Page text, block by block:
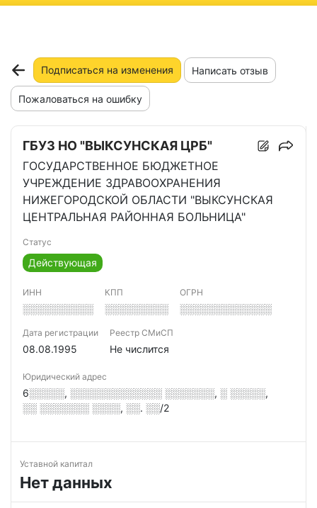
Подписаться на изменения Написать отзыв
Пожаловаться на ошибку
ГБУЗ НО "ВЫКСУНСКАЯ ЦРБ"
ГОСУДАРСТВЕННОЕ БЮДЖЕТНОЕ
УЧРЕЖДЕНИЕ ЗДРАВООХРАНЕНИЯ
НИЖЕГОРОДСКОЙ ОБЛАСТИ "ВЫКСУНСКАЯ
ЦЕНТРАЛЬНАЯ РАЙОННАЯ БОЛЬНИЦА"
Статус
Действующая
ИНН
░░░░░░░░░░
КПП
░░░░░░░░░
ОГРН
░░░░░░░░░░░░░
Дата регистрации
08.08.1995
Реестр СМиСП
Не числится
Юридический адрес
6░░░░░, ░░░░░░░░░░░░░ ░░░░░░░, ░ ░░░░░,
░░ ░░░░░░░ ░░░░, ░░. ░░/2
Уставной капитал
Нет данных